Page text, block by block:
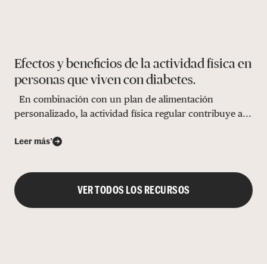
Efectos y beneficios de la actividad física en
personas que viven con diabetes.
En combinación con un plan de alimentación
personalizado, la actividad física regular contribuye a...
Leer más’
VER TODOS LOS RECURSOS